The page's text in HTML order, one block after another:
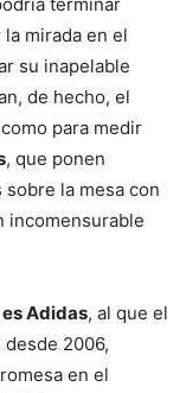
mirada en el
su inapelable
de hecho, el
para medir
, que ponen
la mesa con
incomensurable
Adidas, al que el
2006,
en el